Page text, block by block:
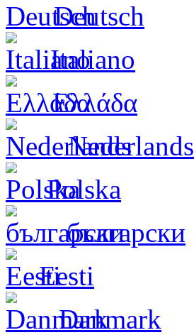
Deutsch
Italiano
Ελλάδα
Nederlands
Polska
български
Eesti
Danmark